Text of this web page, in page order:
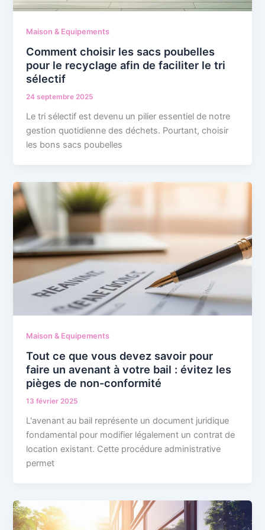
Maison & Equipements
Comment choisir les sacs poubelles
pour le recyclage afin de faciliter le tri
sélectif
24 septembre 2025
Le tri sélectif est devenu un pilier essentiel de notre
gestion quotidienne des déchets. Pourtant, choisir
les bons sacs poubelles
Maison & Equipements
Tout ce que vous devez savoir pour
faire un avenant à votre bail : évitez les
pièges de non-conformité
13 février 2025
L'avenant au bail représente un document juridique
fondamental pour modifier légalement un contrat de
location existant. Cette procédure administrative
permet